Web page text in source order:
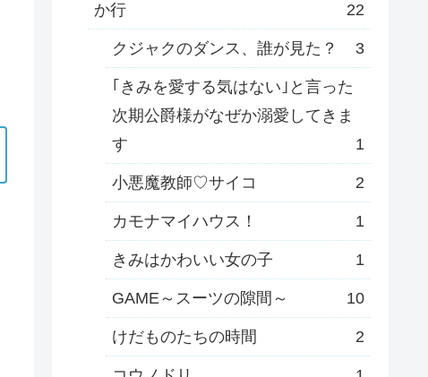
か行 22
クジャクのダンス、誰が見た？ 3
｢きみを愛する気はない｣と言った
次期公爵様がなぜか溺愛してきま
す
1
小悪魔教師♡サイコ 2
カモナマイハウス！ 1
きみはかわいい女の子 1
GAME～スーツの隙間～ 10
けだものたちの時間 2